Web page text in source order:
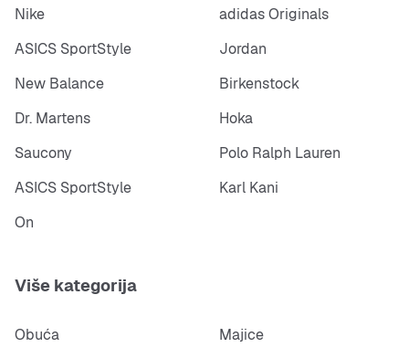
Nike
adidas Originals
ASICS SportStyle
Jordan
New Balance
Birkenstock
Dr. Martens
Hoka
Saucony
Polo Ralph Lauren
ASICS SportStyle
Karl Kani
On
Više kategorija
Obuća
Majice